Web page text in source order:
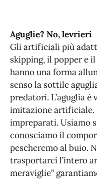
Aguglie? No, levrieri
Gli artificiali più
skipping, il popper e
hanno una forma
senso la sottile
predatori. L’aguglia è
imitazione artificiale.
impreparati. Usiamo
conosciamo il
pescheremo al buio.
trasportarci l’intero
meraviglie”